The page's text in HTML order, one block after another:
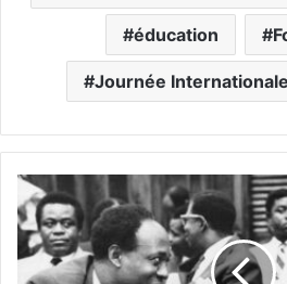
éducation
Journée